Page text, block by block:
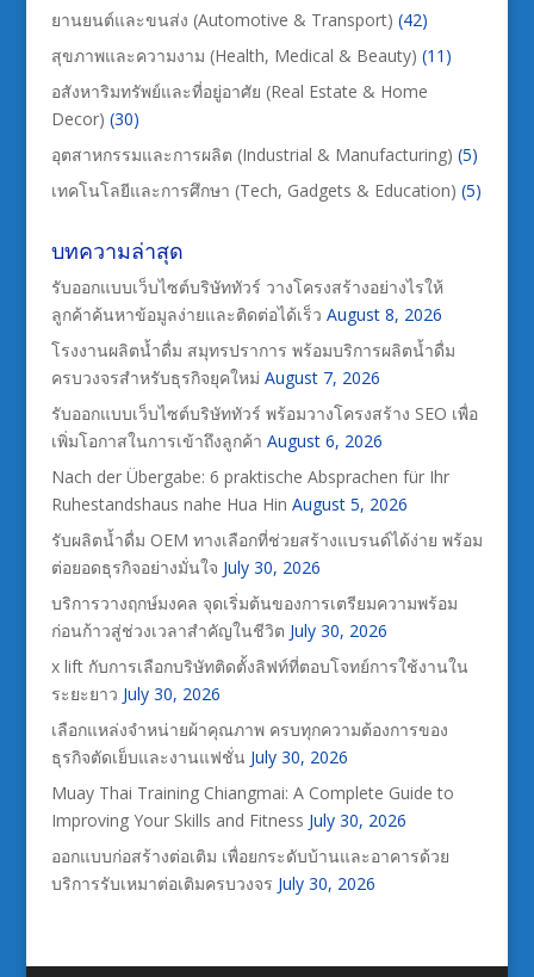
ยานยนต์และขนส่ง (Automotive & Transport) (42)
สุขภาพและความงาม (Health, Medical & Beauty) (11)
อสังหาริมทรัพย์และที่อยู่อาศัย (Real Estate & Home
Decor) (30)
อุตสาหกรรมและการผลิต (Industrial & Manufacturing) (5)
เทคโนโลยีและการศึกษา (Tech, Gadgets & Education) (5)
บทความล่าสุด
รับออกแบบเว็บไซต์บริษัททัวร์ วางโครงสร้างอย่างไรให้
ลูกค้าค้นหาข้อมูลง่ายและติดต่อได้เร็ว August 8, 2026
โรงงานผลิตน้ำดื่ม สมุทรปราการ พร้อมบริการผลิตน้ำดื่ม
ครบวงจรสำหรับธุรกิจยุคใหม่ August 7, 2026
รับออกแบบเว็บไซต์บริษัททัวร์ พร้อมวางโครงสร้าง SEO เพื่อ
เพิ่มโอกาสในการเข้าถึงลูกค้า August 6, 2026
Nach der Übergabe: 6 praktische Absprachen für Ihr
Ruhestandshaus nahe Hua Hin August 5, 2026
รับผลิตน้ำดื่ม OEM ทางเลือกที่ช่วยสร้างแบรนด์ได้ง่าย พร้อม
ต่อยอดธุรกิจอย่างมั่นใจ July 30, 2026
บริการวางฤกษ์มงคล จุดเริ่มต้นของการเตรียมความพร้อม
ก่อนก้าวสู่ช่วงเวลาสำคัญในชีวิต July 30, 2026
x lift กับการเลือกบริษัทติดตั้งลิฟท์ที่ตอบโจทย์การใช้งานใน
ระยะยาว July 30, 2026
เลือกแหล่งจำหน่ายผ้าคุณภาพ ครบทุกความต้องการของ
ธุรกิจตัดเย็บและงานแฟชั่น July 30, 2026
Muay Thai Training Chiangmai: A Complete Guide to
Improving Your Skills and Fitness July 30, 2026
ออกแบบก่อสร้างต่อเติม เพื่อยกระดับบ้านและอาคารด้วย
บริการรับเหมาต่อเติมครบวงจร July 30, 2026